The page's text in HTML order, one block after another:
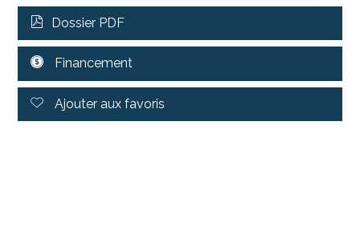
Dossier PDF
Financement
Ajouter aux favoris